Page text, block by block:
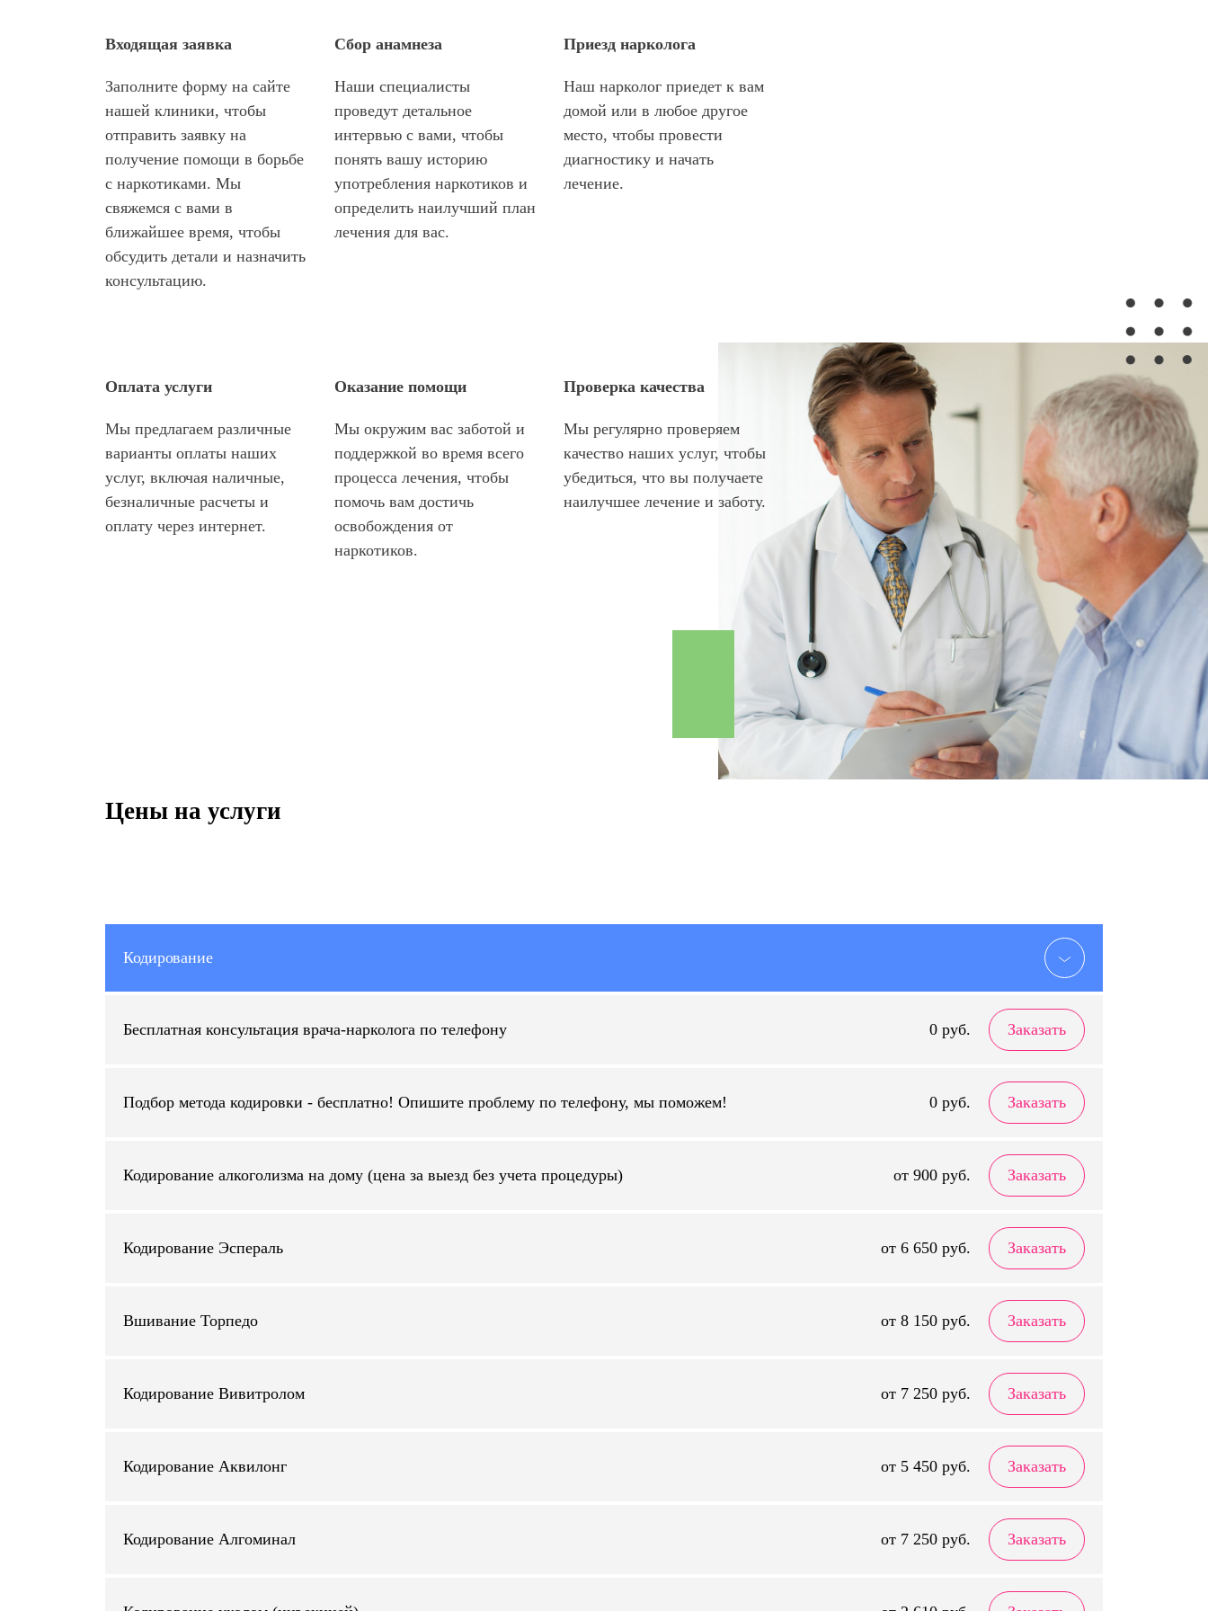
Входящая заявка
Заполните форму на сайте
нашей клиники, чтобы
отправить заявку на
получение помощи в борьбе
с наркотиками. Мы
свяжемся с вами в
ближайшее время, чтобы
обсудить детали и назначить
консультацию.
Сбор анамнеза
Наши специалисты
проведут детальное
интервью с вами, чтобы
понять вашу историю
употребления наркотиков и
определить наилучший план
лечения для вас.
Приезд нарколога
Наш нарколог приедет к вам
домой или в любое другое
место, чтобы провести
диагностику и начать
лечение.
Оплата услуги
Мы предлагаем различные
варианты оплаты наших
услуг, включая наличные,
безналичные расчеты и
оплату через интернет.
Оказание помощи
Мы окружим вас заботой и
поддержкой во время всего
процесса лечения, чтобы
помочь вам достичь
освобождения от
наркотиков.
Проверка качества
Мы регулярно проверяем
качество наших услуг, чтобы
убедиться, что вы получаете
наилучшее лечение и заботу.
Цены на услуги
Кодирование
Бесплатная консультация врача-нарколога по телефону 0 руб. Заказать
Подбор метода кодировки - бесплатно! Опишите проблему по телефону, мы поможем! 0 руб. Заказать
Кодирование алкоголизма на дому (цена за выезд без учета процедуры) от 900 руб. Заказать
Кодирование Эспераль от 6 650 руб. Заказать
Вшивание Торпедо от 8 150 руб. Заказать
Кодирование Вивитролом от 7 250 руб. Заказать
Кодирование Аквилонг от 5 450 руб. Заказать
Кодирование Алгоминал от 7 250 руб. Заказать